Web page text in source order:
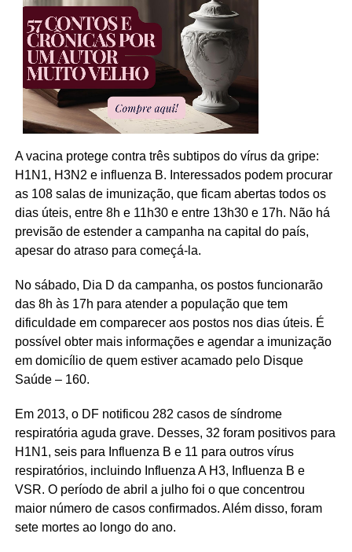
A vacina protege contra três subtipos do vírus da gripe:
H1N1, H3N2 e influenza B. Interessados podem procurar
as 108 salas de imunização, que ficam abertas todos os
dias úteis, entre 8h e 11h30 e entre 13h30 e 17h. Não há
previsão de estender a campanha na capital do país,
apesar do atraso para começá-la.
No sábado, Dia D da campanha, os postos funcionarão
das 8h às 17h para atender a população que tem
dificuldade em comparecer aos postos nos dias úteis. É
possível obter mais informações e agendar a imunização
em domicílio de quem estiver acamado pelo Disque
Saúde – 160.
Em 2013, o DF notificou 282 casos de síndrome
respiratória aguda grave. Desses, 32 foram positivos para
H1N1, seis para Influenza B e 11 para outros vírus
respiratórios, incluindo Influenza A H3, Influenza B e
VSR. O período de abril a julho foi o que concentrou
maior número de casos confirmados. Além disso, foram
sete mortes ao longo do ano.